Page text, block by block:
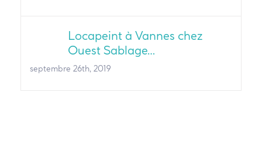
Locapeint à Vannes chez
Ouest Sablage…
septembre 26th, 2019